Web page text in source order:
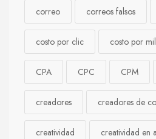
correo correos falsos
costo por clic costo por
CPA CPC CPM
creadores creadores de
creatividad creatividad en